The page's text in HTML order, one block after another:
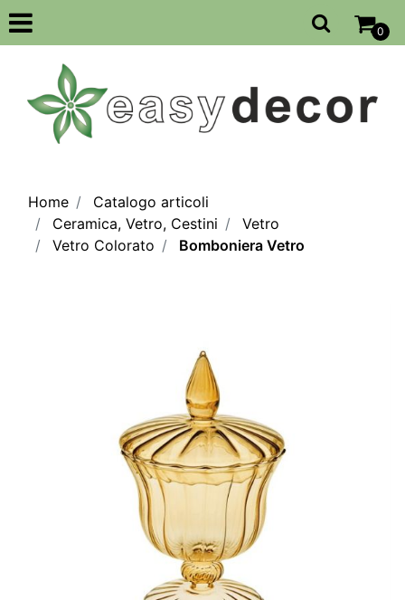
Open
0
Home
Catalogo articoli
Ceramica, Vetro, Cestini
Vetro
Vetro Colorato
Bomboniera Vetro